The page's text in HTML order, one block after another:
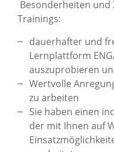
Besonderheiten und
Trainings:
dauerhafter und
Lernplattform
auszuprobieren
Wertvolle
zu arbeiten
Sie haben einen
der mit Ihnen auf